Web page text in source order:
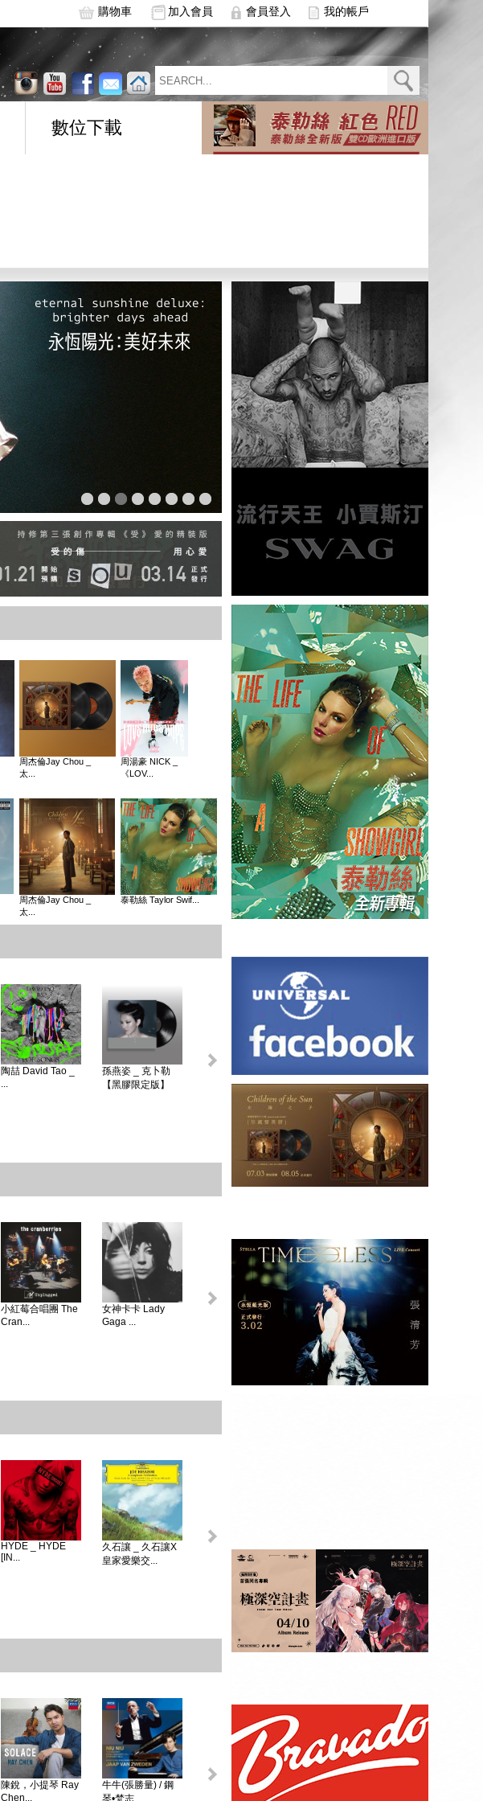
購物車 加入會員 會員登入 我的帳戶
數位下載
周杰倫Jay Chou _
太...
周湯豪 NICK _
《LOV...
周杰倫Jay Chou _
太...
泰勒絲 Taylor Swif...
陶喆 David Tao _
...
孫燕姿 _ 克卜勒
【黑膠限定版】
小紅莓合唱團 The
Cran...
女神卡卡 Lady
Gaga ...
怪奇比莉 BILLIE
蘿兒 Lorde _ 聖女
莎賓娜卡本特
Sabrina ...
HYDE _ HYDE
[IN...
久石讓 _ 久石讓X
皇家愛樂交...
初音未來 _
MAGICAL ...
贈品：SPECIAL
BOOK+視覺貼紙
10張SET+特典影
陳銳，小提琴 Ray
Chen...
牛牛(張勝量) / 鋼
琴•梵志...
戴安娜‧克瑞兒
環球DG古典音樂